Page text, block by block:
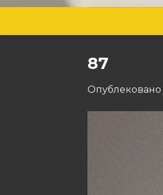
87
Опублековано